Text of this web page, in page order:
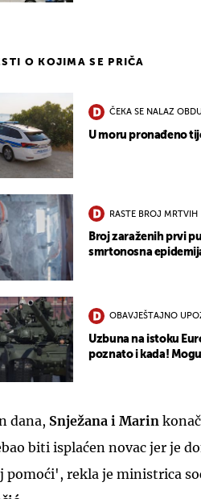
O KOJIMA SE PRIČA
ČEKA SE NALAZ
U moru pronađeno
RASTE BROJ MRTVIH
Broj zaraženih prvi
smrtonosna
OBAVJEŠTAJNO
Uzbuna na istoku
poznato i kada!
dana, Snježana i Marin
biti isplaćen novac jer je
pomoći', rekla je ministrica